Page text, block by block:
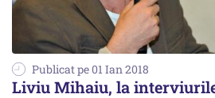
Publicat pe 01 Ian 2018
Liviu Mihaiu, la